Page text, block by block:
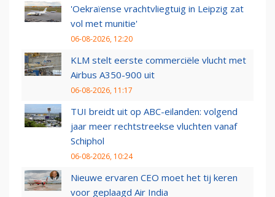
'Oekraïense vrachtvliegtuig in Leipzig zat
vol met munitie'
06-08-2026, 12:20
KLM stelt eerste commerciële vlucht met
Airbus A350-900 uit
06-08-2026, 11:17
TUI breidt uit op ABC-eilanden: volgend
jaar meer rechtstreekse vluchten vanaf
Schiphol
06-08-2026, 10:24
Nieuwe ervaren CEO moet het tij keren
voor geplaagd Air India